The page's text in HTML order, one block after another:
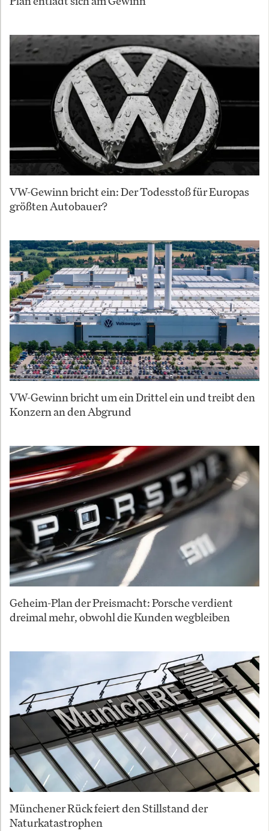
VW-Gewinn bricht ein: Der Todesstoß für Europas
größten Autobauer?
VW-Gewinn bricht um ein Drittel ein und treibt den
Konzern an den Abgrund
Geheim-Plan der Preismacht: Porsche verdient
dreimal mehr, obwohl die Kunden wegbleiben
Münchener Rück feiert den Stillstand der
Naturkatastrophen